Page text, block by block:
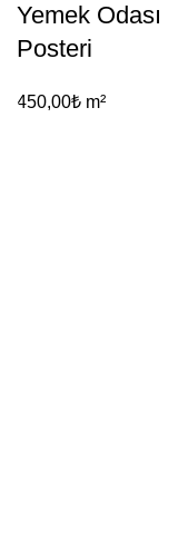
Yemek Odası
Posteri
450,00₺ m²